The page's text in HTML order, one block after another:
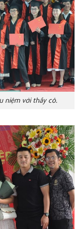
niệm với thầy cô.